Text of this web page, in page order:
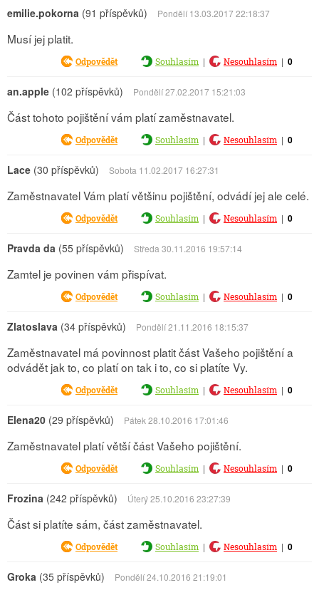
emilie.pokorna (91 příspěvků) Pondělí 13.03.2017 22:18:37
Musí jej platit.
Odpovědět Souhlasím | Nesouhlasím | 0
an.apple (102 příspěvků) Pondělí 27.02.2017 15:21:03
Část tohoto pojištění vám platí zaměstnavatel.
Odpovědět Souhlasím | Nesouhlasím | 0
Lace (30 příspěvků) Sobota 11.02.2017 16:27:31
Zaměstnavatel Vám platí většinu pojištění, odvádí jej ale celé.
Odpovědět Souhlasím | Nesouhlasím | 0
Pravda da (55 příspěvků) Středa 30.11.2016 19:57:14
Zamtel je povinen vám přispívat.
Odpovědět Souhlasím | Nesouhlasím | 0
Zlatoslava (34 příspěvků) Pondělí 21.11.2016 18:15:37
Zaměstnavatel má povinnost platit část Vašeho pojištění a
odvádět jak to, co platí on tak i to, co si platíte Vy.
Odpovědět Souhlasím | Nesouhlasím | 0
Elena20 (29 příspěvků) Pátek 28.10.2016 17:01:46
Zaměstnavatel platí větší část Vašeho pojištění.
Odpovědět Souhlasím | Nesouhlasím | 0
Frozina (242 příspěvků) Úterý 25.10.2016 23:27:39
Část si platíte sám, část zaměstnavatel.
Odpovědět Souhlasím | Nesouhlasím | 0
Groka (35 příspěvků) Pondělí 24.10.2016 21:19:01